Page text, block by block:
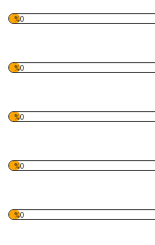
%0
%0
%0
%0
%0